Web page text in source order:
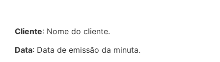
Cliente: Nome do cliente.
Data: Data de emissão da minuta.